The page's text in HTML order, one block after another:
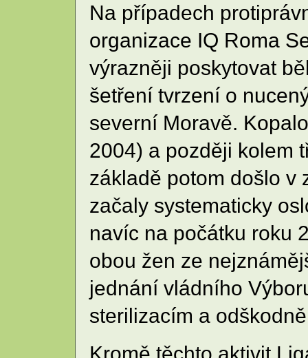
Na případech
organizace IQ Roma
výrazněji poskytovat
šetření tvrzení o
severní Moravě.
2004) a později kolem
základě potom došlo v
začaly systematicky
navíc na počátku roku
obou žen ze
jednání vládního
sterilizacím a